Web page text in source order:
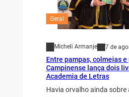
Geral
Micheli Armanje 7 de
Entre pampas, colmeias e
Campinense lança dois
Academia de Letras
Havia orvalho ainda sobre